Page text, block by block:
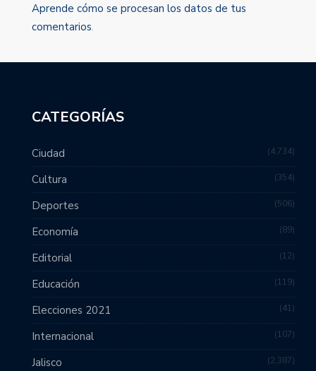
Aprende cómo se procesan los datos de tus
comentarios.
CATEGORÍAS
Ciudad 4,734
Cultura 354
Deportes 506
Economía 89
Editorial 12
Educación 119
Elecciones 2021 41
Internacional 107
Jalisco 2,387